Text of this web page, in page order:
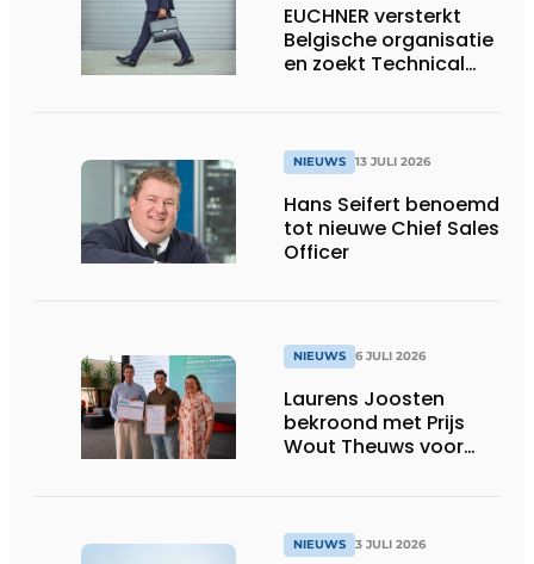
EUCHNER versterkt
Belgische organisatie
en zoekt Technical
NIEUWS 13 JULI 2026
Hans Seifert benoemd
tot nieuwe Chief Sales
Officer
NIEUWS 6 JULI 2026
Laurens Joosten
bekroond met Prijs
Wout Theuws voor
NIEUWS 3 JULI 2026